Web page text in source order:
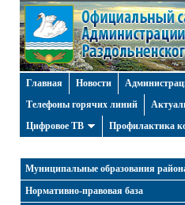
Главная Новости
Телефоны горячих линий
Цифровое ТВ
Профилактика
Муниципальные образования
Нормативно-правовая база